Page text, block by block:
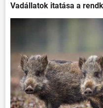
Vadállatok itatása a